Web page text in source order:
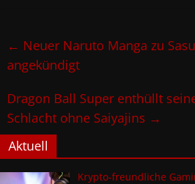
← Neuer Naruto Manga zu
angekündigt
Dragon Ball Super enthüllt
Schlacht ohne Saiyajins →
Aktuell
Krypto-freundliche